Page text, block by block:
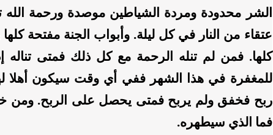
الشر محدودة ومردة الشياطين موصدة ورحمة الله
عتقاء من النار في كل ليلة. وأبواب الجنة مفتحة كلها
كلها. فمن لم تنله الرحمة مع كل ذلك فمتى تناله
للمغفرة في هذا الشهر ففي أي وقت سيكون
ربح فخفق ولم يربح فمتى يحصل على الربح. ومن
فما الذي سيطهره.